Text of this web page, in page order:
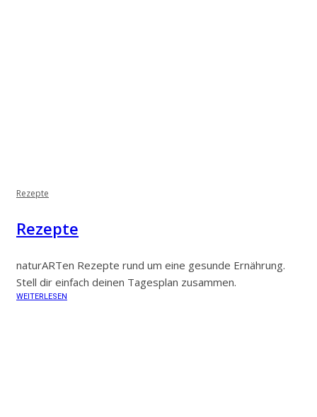
Rezepte
Rezepte
naturARTen Rezepte rund um eine gesunde Ernährung.
Stell dir einfach deinen Tagesplan zusammen.
WEITERLESEN